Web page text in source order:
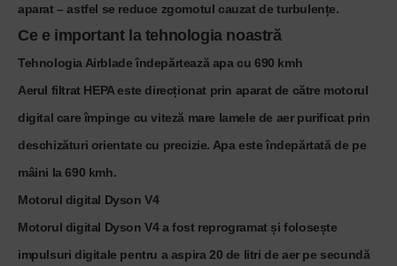
aparat – astfel se reduce zgomotul cauzat de turbulențe.
Ce e important la tehnologia noastră
Tehnologia Airblade îndepărtează apa cu 690 kmh
Aerul filtrat HEPA este direcționat prin aparat de către motorul
digital care împinge cu viteză mare lamele de aer purificat prin
deschizături orientate cu precizie. Apa este îndepărtată de pe
mâini la 690 kmh.
Motorul digital Dyson V4
Motorul digital Dyson V4 a fost reprogramat și folosește
impulsuri digitale pentru a aspira 20 de litri de aer pe secundă